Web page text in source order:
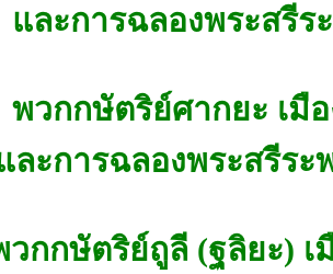
และการฉลองพระสรีร
พวกกษัตริย์ศากยะ เมื
ละการฉลองพระสรีร
วกกษัตริย์ถูลี (ฐลิยะ) เ